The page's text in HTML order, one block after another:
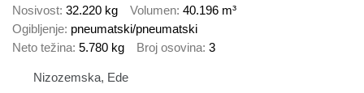
Nosivost 32.220 kg Volumen 40.196 m³
Ogibljenje pneumatski/pneumatski
Neto težina 5.780 kg Broj osovina 3
Nizozemska, Ede